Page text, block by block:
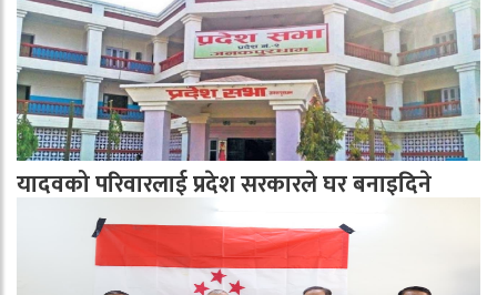
यादवको परिवारलाई प्रदेश सरकारले घर बनाइदिने